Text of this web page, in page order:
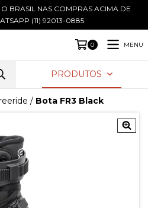
BRASIL NAS COMPRAS ACIMA DE
(11) 92013-0885
0 MENU
PRODUTOS
/ Bota FR3 Black